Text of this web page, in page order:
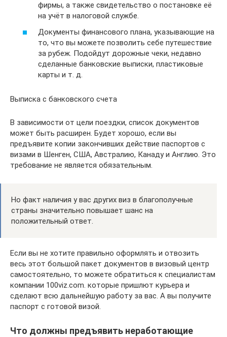
фирмы, а также свидетельство о постановке её
на учёт в налоговой службе.
Документы финансового плана, указывающие на
то, что вы можете позволить себе путешествие
за рубеж. Подойдут дорожные чеки, недавно
сделанные банковские выписки, пластиковые
карты и т. д.
Выписка с банковского счета
В зависимости от цели поездки, список документов
может быть расширен. Будет хорошо, если вы
предъявите копии закончивших действие паспортов с
визами в Шенген, США, Австралию, Канаду и Англию. Это
требование не является обязательным.
Но факт наличия у вас других виз в благополучные
страны значительно повышает шанс на
положительный ответ.
Если вы не хотите правильно оформлять и отвозить
весь этот большой пакет документов в визовый центр
самостоятельно, то можете обратиться к специалистам
компании 100viz.com. которые пришлют курьера и
сделают всю дальнейшую работу за вас. А вы получите
паспорт с готовой визой.
Что должны предъявить неработающие